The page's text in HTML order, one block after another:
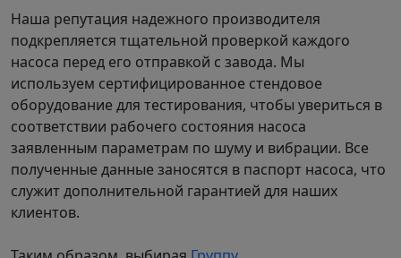
Наша репутация надежного производителя
подкрепляется тщательной проверкой каждого
насоса перед его отправкой с завода. Мы
используем сертифицированное стендовое
оборудование для тестирования, чтобы увериться в
соответствии рабочего состояния насоса
заявленным параметрам по шуму и вибрации. Все
полученные данные заносятся в паспорт насоса, что
служит дополнительной гарантией для наших
клиентов.